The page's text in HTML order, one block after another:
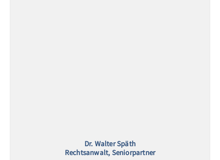
Dr. Walter Späth
Rechtsanwalt, Seniorpartner